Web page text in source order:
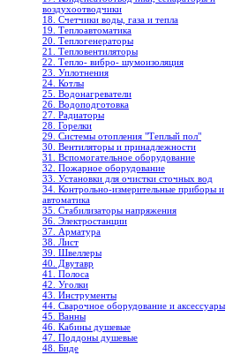
воздухоотводчики
18. Счетчики воды, газа и тепла
19. Теплоавтоматика
20. Теплогенераторы
21. Тепловентиляторы
22. Тепло- вибро- шумоизоляция
23. Уплотнения
24. Котлы
25. Водонагреватели
26. Водоподготовка
27. Радиаторы
28. Горелки
29. Системы отопления "Теплый пол"
30. Вентиляторы и принадлежности
31. Вспомогательное оборудование
32. Пожарное оборудование
33. Установки для очистки сточных вод
34. Контрольно-измерительные приборы и
автоматика
35. Стабилизаторы напряжения
36. Электростанции
37. Арматура
38. Лист
39. Швеллеры
40. Двутавр
41. Полоса
42. Уголки
43. Инструменты
44. Сварочное оборудование и аксессуары
45. Ванны
46. Кабины душевые
47. Поддоны душевые
48. Биде